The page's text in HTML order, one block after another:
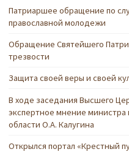
Патриаршее обращение по
православной молодежи
Обращение Святейшего
трезвости
Защита своей веры и своей
В ходе заседания Высшего
экспертное мнение
области О.А. Калугина
Открылся портал «Крестный